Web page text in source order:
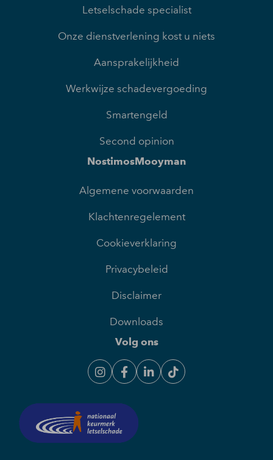
Letselschade specialist
Onze dienstverlening kost u niets
Aansprakelijkheid
Werkwijze schadevergoeding
Smartengeld
Second opinion
NostimosMooyman
Algemene voorwaarden
Klachtenregelement
Cookieverklaring
Privacybeleid
Disclaimer
Downloads
Volg ons